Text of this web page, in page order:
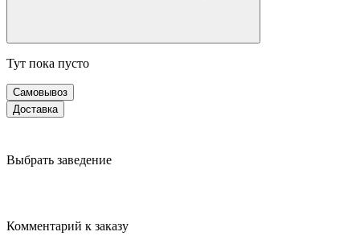
Тут пока пусто
Самовывоз
Доставка
Выбрать заведение
Комментарий к заказу